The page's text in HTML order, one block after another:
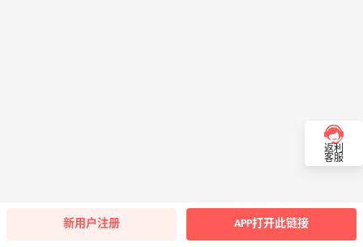
返利
客服
新用户注册 APP打开此链接